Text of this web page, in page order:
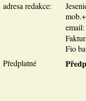
adresa redakce:
email:
Fio
Předplatné